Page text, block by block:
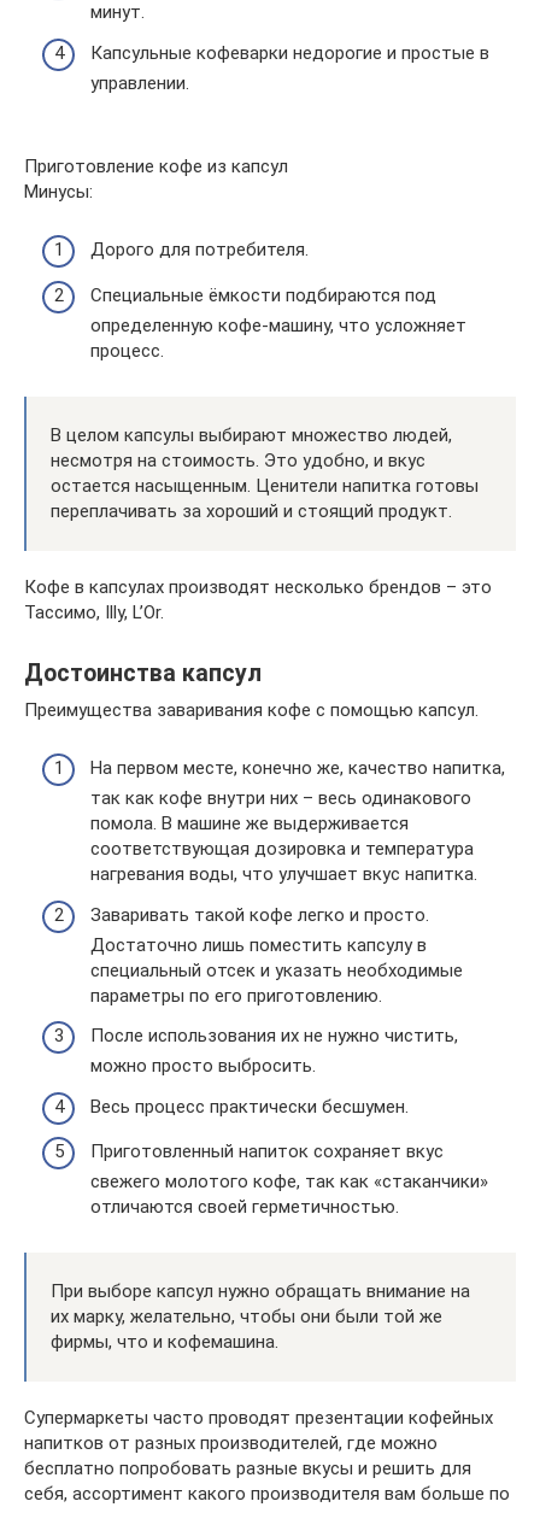
минут.
Капсульные кофеварки недорогие и простые в
управлении.
Приготовление кофе из капсул
Минусы:
Дорого для потребителя.
Специальные ёмкости подбираются под
определенную кофе-машину, что усложняет
процесс.
В целом капсулы выбирают множество людей,
несмотря на стоимость. Это удобно, и вкус
остается насыщенным. Ценители напитка готовы
переплачивать за хороший и стоящий продукт.
Кофе в капсулах производят несколько брендов – это
Тассимо, Illy, L’Or.
Достоинства капсул
Преимущества заваривания кофе с помощью капсул.
На первом месте, конечно же, качество напитка,
так как кофе внутри них – весь одинакового
помола. В машине же выдерживается
соответствующая дозировка и температура
нагревания воды, что улучшает вкус напитка.
Заваривать такой кофе легко и просто.
Достаточно лишь поместить капсулу в
специальный отсек и указать необходимые
параметры по его приготовлению.
После использования их не нужно чистить,
можно просто выбросить.
Весь процесс практически бесшумен.
Приготовленный напиток сохраняет вкус
свежего молотого кофе, так как «стаканчики»
отличаются своей герметичностью.
При выборе капсул нужно обращать внимание на
их марку, желательно, чтобы они были той же
фирмы, что и кофемашина.
Супермаркеты часто проводят презентации кофейных
напитков от разных производителей, где можно
бесплатно попробовать разные вкусы и решить для
себя, ассортимент какого производителя вам больше по